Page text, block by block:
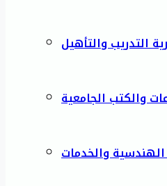
التدريب والتأهيل
والكتب الجامعية
والخدمات